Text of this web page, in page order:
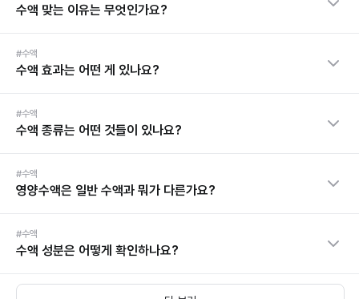
수액 맞는 이유는 무엇인가요?
#수액
수액 효과는 어떤 게 있나요?
#수액
수액 종류는 어떤 것들이 있나요?
#수액
영양수액은 일반 수액과 뭐가 다른가요?
#수액
수액 성분은 어떻게 확인하나요?